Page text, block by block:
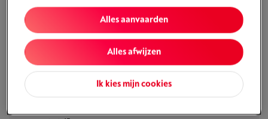
´Professionele communicatie en de precisie
die je nodig hebt´
De BLUE VO!CE-microfoontechnologie geeft je de keuze
uit realtime stemfiltersIk kies mijn cookies
Alles afwijzen
Alles aanvaarden